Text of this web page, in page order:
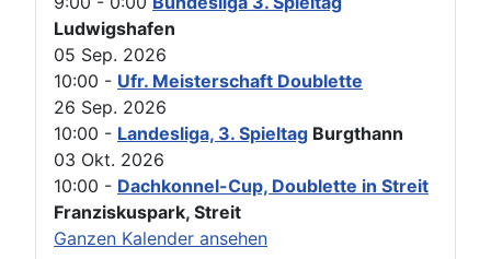
Ludwigshafen
05 Sep. 2026
10:00 - Ufr. Meisterschaft Doublette
26 Sep. 2026
10:00 - Landesliga, 3. Spieltag Burgthann
03 Okt. 2026
10:00 - Dachkonnel-Cup, Doublette in Streit
Franziskuspark, Streit
Ganzen Kalender ansehen